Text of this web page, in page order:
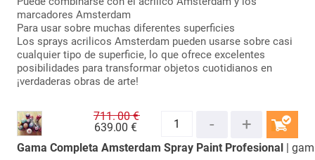
marcadores Amsterdam
Para usar sobre muchas diferentes superficies
Los sprays acrilicos Amsterdam pueden usarse sobre casi
cualquier tipo de superficie, lo que ofrece excelentes
posibilidades para transformar objetos cuotidianos en
¡verdaderas obras de arte!
Gama Completa Amsterdam Spray Paint Profesional|
711.00 €
639.00 €
COMPRAR